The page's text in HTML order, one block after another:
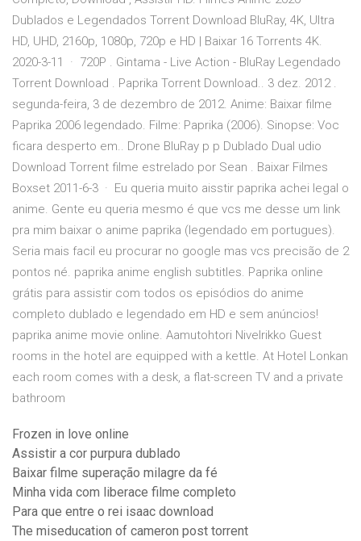
Dublados e Legendados Torrent Download BluRay, 4K, Ultra
HD, UHD, 2160p, 1080p, 720p e HD | Baixar 16 Torrents 4K.
2020-3-11 · 720P . Gintama - Live Action - BluRay Legendado
Torrent Download . Paprika Torrent Download.. 3 dez. 2012 .
segunda-feira, 3 de dezembro de 2012. Anime: Baixar filme
Paprika 2006 legendado. Filme: Paprika (2006). Sinopse: Voc
ficara desperto em.. Drone BluRay p p Dublado Dual udio
Download Torrent filme estrelado por Sean . Baixar Filmes
Boxset 2011-6-3 · Eu queria muito aisstir paprika achei legal o
anime. Gente eu queria mesmo é que vcs me desse um link
pra mim baixar o anime paprika (legendado em portugues).
Seria mais facil eu procurar no google mas vcs precisão de 2
pontos né. paprika anime english subtitles. Paprika online
grátis para assistir com todos os episódios do anime
completo dublado e legendado em HD e sem anúncios!
paprika anime movie online. Aamutohtori Nivelrikko Guest
rooms in the hotel are equipped with a kettle. At Hotel Lonkan
each room comes with a desk, a flat-screen TV and a private
bathroom
Frozen in love online
Assistir a cor purpura dublado
Baixar filme superação milagre da fé
Minha vida com liberace filme completo
Para que entre o rei isaac download
The miseducation of cameron post torrent